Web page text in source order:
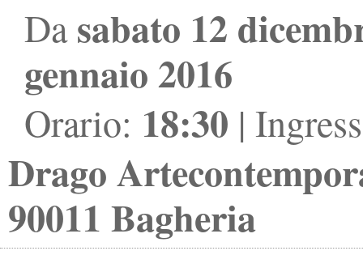
Dasabato 12
gennaio 2016
Orario: 18:30 |
Drago
90011 Bagheria